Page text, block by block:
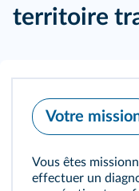
territoire
Votre
Vous êtes
effectuer un